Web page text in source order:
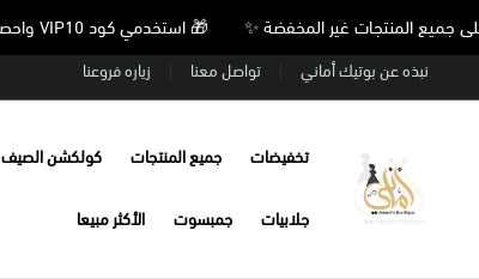
🎁 استخدمي كود VIP10 واحصلي على خصم 10% على جميع المنتجات غير المخفضة ✨
نبذه عن بوتيك أماني تواصل معنا زياره فروعنا
Amani’s Boutique
تخفيضات جميع المنتجات كولكشن الصيف
جلابيات جمبسوت الأكثر مبيعا